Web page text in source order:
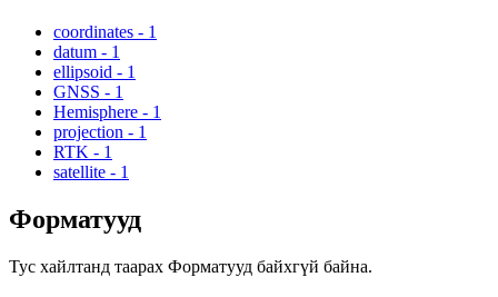
coordinates - 1
datum - 1
ellipsoid - 1
GNSS - 1
Hemisphere - 1
projection - 1
RTK - 1
satellite - 1
Форматууд
Тус хайлтанд таарах Форматууд байхгүй байна.